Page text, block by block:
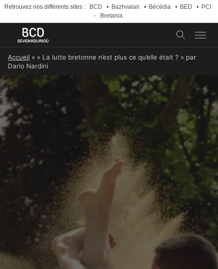
Retrouvez nos différents sites : BCD • Bazhvalan • Bécédia • BED •
PCI
-
Bretania
content
Accueil » « La lutte bretonne n’est plus ce qu’elle était ? » par
Dario Nardini